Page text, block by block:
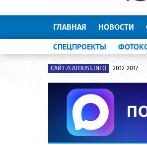
ГЛАВНАЯ НОВОСТИ
СПЕЦПРОЕКТЫ
САЙТ ZLATOUST.INFO 2012-2017